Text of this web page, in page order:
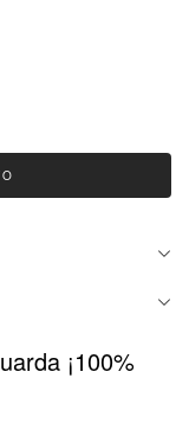
¡100%